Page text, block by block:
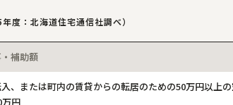
年度：北海道住宅通信社調べ）
補助額
、または町内の賃貸からの転居のための50万円以上
円